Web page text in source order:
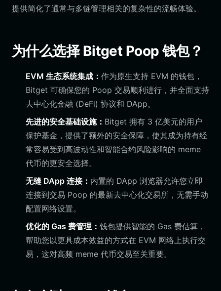
提供简化了通常与多链管理相关的复杂性的流畅体验。
为什么选择 Bitget Poop 钱包？
EVM 生态系统集成： 作为原生支持 EVM 的钱包，
Bitget 可确保您的 Poop 交易顺利进行，并全面支持
去中心化金融 (DeFi) 协议和 DApp。
先进的安全基础设施： Bitget 拥有 3 亿美元的用户
保护基金，提供了额外的安全保障，使其成为持有经
常容易受到高波动性和智能合约风险影响的 meme
代币的更安全选择。
无缝 DApp 连接： 内置的 DApp 浏览器允许您立即
连接到交易 Poop 的最新去中心化交易所，无需手动
配置网络设置。
优化的 Gas 费管理： 钱包提供智能的 Gas 费估算，
帮助您以更具成本效益的方式在 EVM 网络上执行交
易，这对高频 meme 代币交易至关重要。